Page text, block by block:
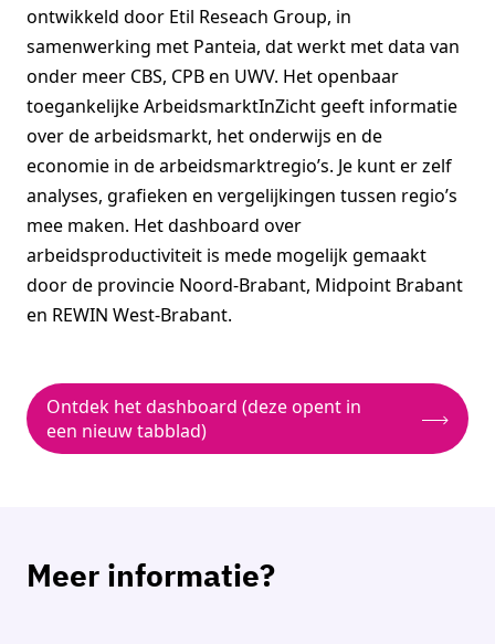
ontwikkeld door Etil Reseach Group, in
samenwerking met Panteia, dat werkt met data van
onder meer CBS, CPB en UWV. Het openbaar
toegankelijke ArbeidsmarktInZicht geeft informatie
over de arbeidsmarkt, het onderwijs en de
economie in de arbeidsmarktregio’s. Je kunt er zelf
analyses, grafieken en vergelijkingen tussen regio’s
mee maken. Het dashboard over
arbeidsproductiviteit is mede mogelijk gemaakt
door de provincie Noord-Brabant, Midpoint Brabant
en REWIN West-Brabant.
Ontdek het dashboard (deze opent in
een nieuw tabblad)
Meer informatie?